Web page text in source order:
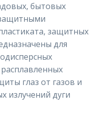
бытовых
защитных
для
глаз от газов и
излучений дуги